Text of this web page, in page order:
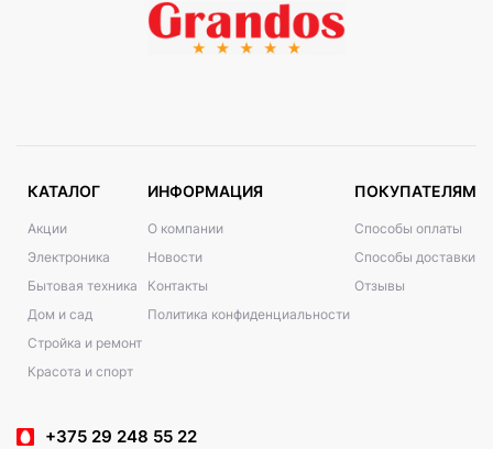
КАТАЛОГ
Акции
Электроника
Бытовая техника
Дом и сад
Стройка и ремонт
Красота и спорт
ИНФОРМАЦИЯ
О компании
Новости
Контакты
Политика конфиденциальности
ПОКУПАТЕЛЯМ
Способы оплаты
Способы доставки
Отзывы
+375 29 248 55 22